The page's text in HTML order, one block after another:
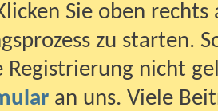
Sie oben
zu starten.
Registrierung nicht
an uns. Viele